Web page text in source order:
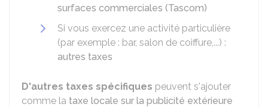
surfaces commerciales (Tascom)
Si vous exercez une activité particulière
(par exemple : bar, salon de coiffure,...) :
autres taxes
D'autres taxes spécifiques peuvent s'ajouter
comme la taxe locale sur la publicité extérieure